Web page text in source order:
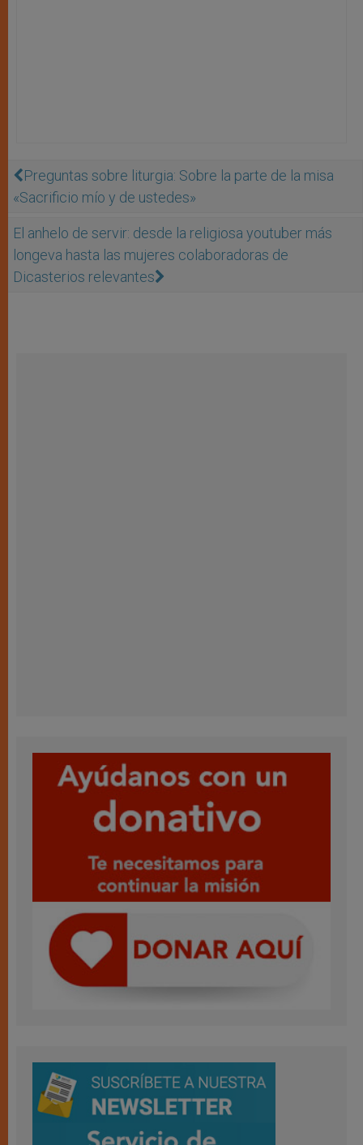
Preguntas sobre liturgia: Sobre la parte de la misa
«Sacrificio mío y de ustedes»
El anhelo de servir: desde la religiosa youtuber más
longeva hasta las mujeres colaboradoras de
Dicasterios relevantes